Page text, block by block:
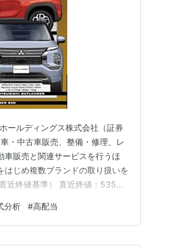
ールディングス株式会社（証券
・中古車販売、整備・修理、レ
車販売と関連サービスを行うほ
じめ複数ブランドの取り扱いを
近終値基準） 直近終値：535円
時価総額：約657億円前後 直近
分析 #高配当